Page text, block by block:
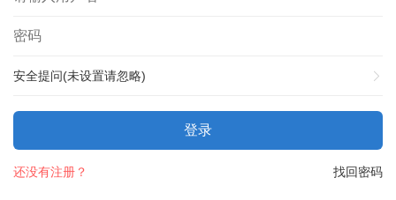
安全提问(未设置请忽略)
登录
找回密码
还没有注册？